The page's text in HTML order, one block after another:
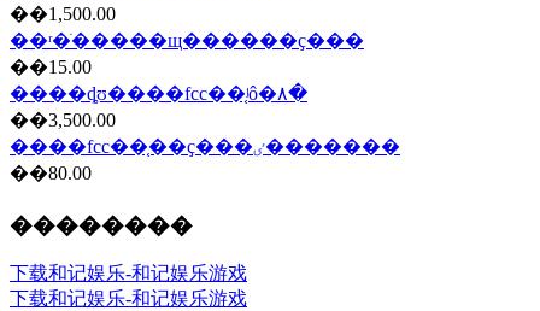
��1,500.00
��ʳ�ֺ�����щ������ҫ���
��15.00
����ȡʊ����fcc��֤ʲô�۸�
��3,500.00
����fcc��֤��ҫ���ٸ�������
��80.00
��������
下载和记娱乐-和记娱乐游戏
下载和记娱乐-和记娱乐游戏